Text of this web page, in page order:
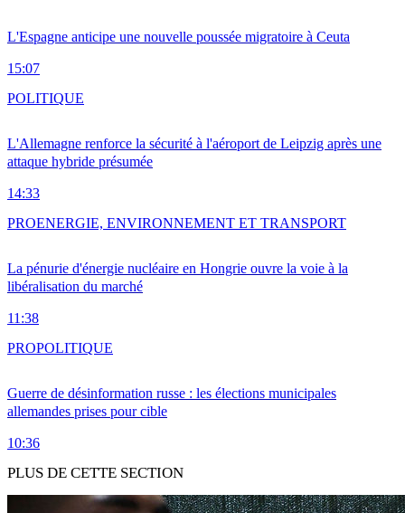
L'Espagne anticipe une nouvelle poussée migratoire à Ceuta
15:07
L'Allemagne renforce la sécurité à l'aéroport de Leipzig après une
attaque hybride présumée
14:33
POLITIQUE
La pénurie d'énergie nucléaire en Hongrie ouvre la voie à la
libéralisation du marché
11:38
PROENERGIE, ENVIRONNEMENT ET TRANSPORT
Guerre de désinformation russe : les élections municipales
allemandes prises pour cible
10:36
PROPOLITIQUE
PLUS DE CETTE SECTION